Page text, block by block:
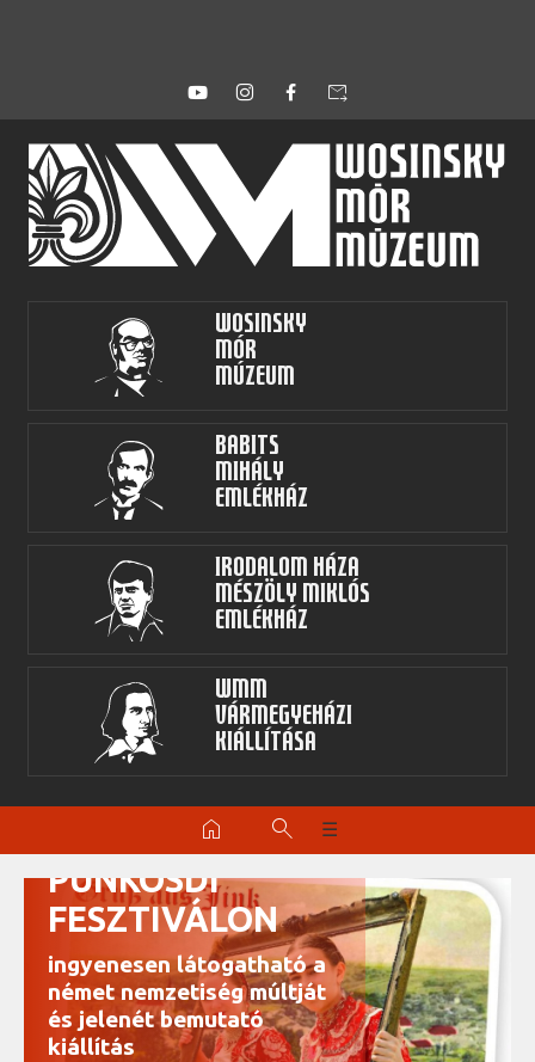
forward_to_inbox
Wosinsky
Mór
Múzeum
Babits
Mihály
Emlékház
Irodalom Háza
Mészöly Miklós
Emlékház
WMM
Vármegyeházi
kiállítása
home search ☰
BLICKPUNKT A
PÜNKÖSDI
FESZTIVÁLON
ingyenesen látogatható a
német nemzetiség múltját
és jelenét bemutató
kiállítás